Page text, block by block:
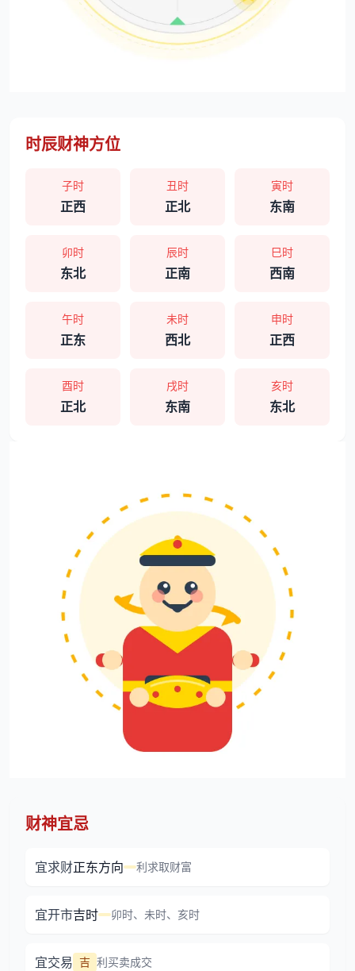
时辰财神方位
子时
正西
丑时
正北
寅时
东南
卯时
东北
辰时
正南
巳时
西南
午时
正东
未时
西北
申时
正西
酉时
正北
戌时
东南
亥时
东北
财神宜忌
宜求财正东方向 利求取财富
宜开市吉时 卯时、未时、亥时
宜交易 吉 利买卖成交